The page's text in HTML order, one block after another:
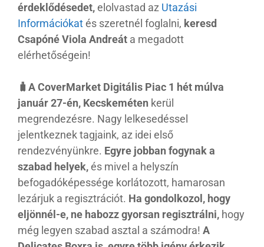
érdeklődésedet,elolvastad az Utazási
Információkatés szeretnél foglalni, keresd
Csapóné Viola Andreát a megadott
elérhetőségein!
🧳A CoverMarket Digitális Piac 1 hét múlva
január 27-én, Kecskeméten kerül
megrendezésre. Nagy lelkesedéssel
jelentkeznek tagjaink, az idei első
rendezvényünkre. Egyre jobban fogynak a
szabad helyek,és mivel a helyszín
befogadóképessége korlátozott, hamarosan
lezárjuk a regisztrációt. Ha gondolkozol, hogy
eljönnél-e, ne habozz gyorsan regisztrálni, hogy
még legyen szabad asztal a számodra! A